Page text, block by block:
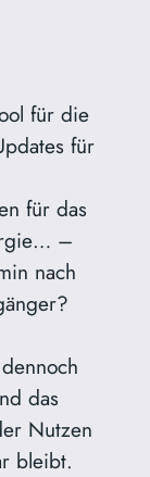
für die
für
für das
–
nach
das
Nutzen
bleibt.